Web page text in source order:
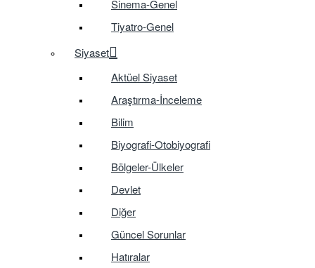
Sinema-Genel
Tiyatro-Genel
Siyaset
Aktüel Siyaset
Araştırma-İnceleme
Bilim
Biyografi-Otobiyografi
Bölgeler-Ülkeler
Devlet
Diğer
Güncel Sorunlar
Hatıralar